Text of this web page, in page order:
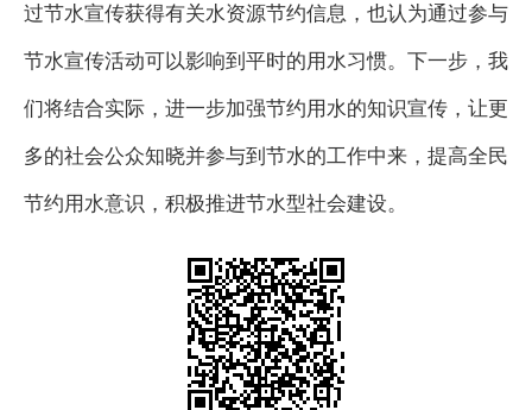
过节水宣传获得有关水资源节约信息，也认为通过参与
节水宣传活动可以影响到平时的用水习惯。下一步，我
们将结合实际，进一步加强节约用水的知识宣传，让更
多的社会公众知晓并参与到节水的工作中来，提高全民
节约用水意识，积极推进节水型社会建设。